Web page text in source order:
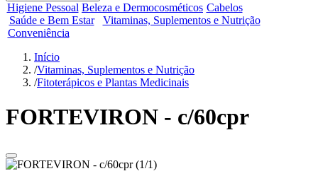
Higiene Pessoal Beleza e Dermocosméticos Cabelos
Saúde e Bem Estar
Vitaminas, Suplementos e Nutrição
Conveniência
Início
/Vitaminas, Suplementos e Nutrição
/Fitoterápicos e Plantas Medicinais
FORTEVIRON - c/60cpr